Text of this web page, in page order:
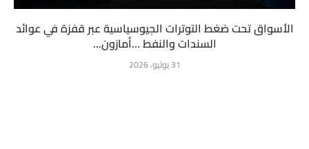
الأسواق تحت ضغط التوترات الجيوسياسية عبر قفزة في عوائد
السندات والنفط …أمازون...
31 يوليو، 2026